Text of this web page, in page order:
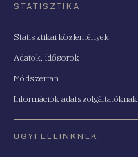
STATISZTIKA
Statisztikai közlemények
Adatok, idősorok
Módszertan
Információk adatszolgáltatóknak
ÜGYFELEINKNEK